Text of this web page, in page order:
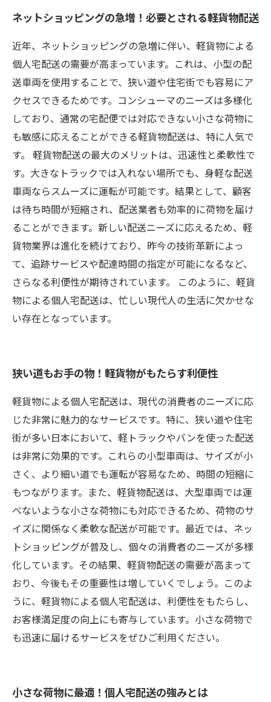
ネットショッピングの急増！必要とされる軽貨物配送
近年、ネットショッピングの急増に伴い、軽貨物による
個人宅配送の需要が高まっています。これは、小型の配
送車両を使用することで、狭い道や住宅街でも容易にア
クセスできるためです。コンシューマのニーズは多様化
しており、通常の宅配便では対応できない小さな荷物に
も敏感に応えることができる軽貨物配送は、特に人気で
す。 軽貨物配送の最大のメリットは、迅速性と柔軟性で
す。大きなトラックでは入れない場所でも、身軽な配送
車両ならスムーズに運転が可能です。結果として、顧客
は待ち時間が短縮され、配送業者も効率的に荷物を届け
ることができます。新しい配送ニーズに応えるため、軽
貨物業界は進化を続けており、昨今の技術革新によっ
て、追跡サービスや配達時間の指定が可能になるなど、
さらなる利便性が期待されています。 このように、軽貨
物による個人宅配送は、忙しい現代人の生活に欠かせな
い存在となっています。
狭い道もお手の物！軽貨物がもたらす利便性
軽貨物による個人宅配送は、現代の消費者のニーズに応
じた非常に魅力的なサービスです。特に、狭い道や住宅
街が多い日本において、軽トラックやバンを使った配送
は非常に効果的です。これらの小型車両は、サイズが小
さく、より細い道でも運転が容易なため、時間の短縮に
もつながります。また、軽貨物配送は、大型車両では運
べないような小さな荷物にも対応できるため、荷物のサ
イズに関係なく柔軟な配送が可能です。最近では、ネッ
トショッピングが普及し、個々の消費者のニーズが多様
化しています。その結果、軽貨物配送の需要が高まって
おり、今後もその重要性は増していくでしょう。このよ
うに、軽貨物による個人宅配送は、利便性をもたらし、
お客様満足度の向上にも寄与しています。小さな荷物で
も迅速に届けるサービスをぜひご利用ください。
小さな荷物に最適！個人宅配送の強みとは